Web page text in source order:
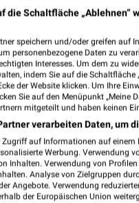
die Schaltfläche
speichern und/oder greifen auf
personenbezogene Daten zu
Interesses. Um dem zu
indem Sie auf die
der Website klicken. Um Ihre
Sie auf den Menüpunkt „Meine
mitgeteilt und haben keinen
verarbeiten Daten, um
Zugriff auf Informationen auf einem
Werbung. Verwendung
Inhalten. Verwendung von
Analyse von Zielgruppen
Angebote. Verwendung
der Europäischen Union